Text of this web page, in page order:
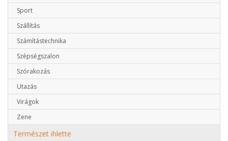
Sport
Szállítás
Számítástechnika
Szépségszalon
Szórakozás
Utazás
Virágok
Zene
Természet ihlette